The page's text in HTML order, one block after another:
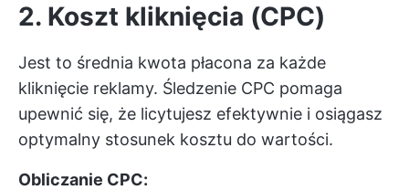
2. Koszt kliknięcia (CPC)
Jest to średnia kwota płacona za każde
kliknięcie reklamy. Śledzenie CPC pomaga
upewnić się, że licytujesz efektywnie i osiągasz
optymalny stosunek kosztu do wartości.
Obliczanie CPC: